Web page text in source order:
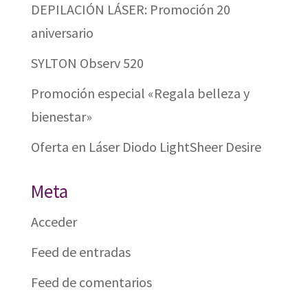
DEPILACIÓN LÁSER: Promoción 20
aniversario
SYLTON Observ 520
Promoción especial «Regala belleza y
bienestar»
Oferta en Láser Diodo LightSheer Desire
Meta
Acceder
Feed de entradas
Feed de comentarios